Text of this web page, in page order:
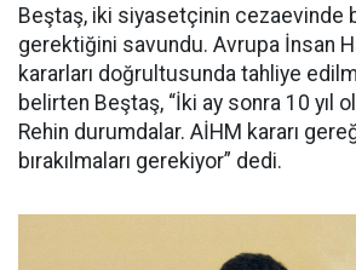
Beştaş, iki siyasetçinin cezaevinde
gerektiğini savundu. Avrupa İnsan
kararları doğrultusunda tahliye
belirten Beştaş, “İki ay sonra 10 yıl
Rehin durumdalar. AİHM kararı
bırakılmaları gerekiyor” dedi.